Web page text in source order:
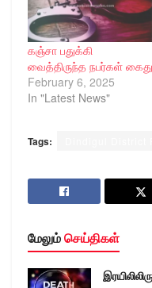
கஞ்சா பதுக்கி
வைத்திருந்த நபர்கள் கைது
February 6, 2025
In "Latest News"
Tags:
மேலும்செய்திகள்